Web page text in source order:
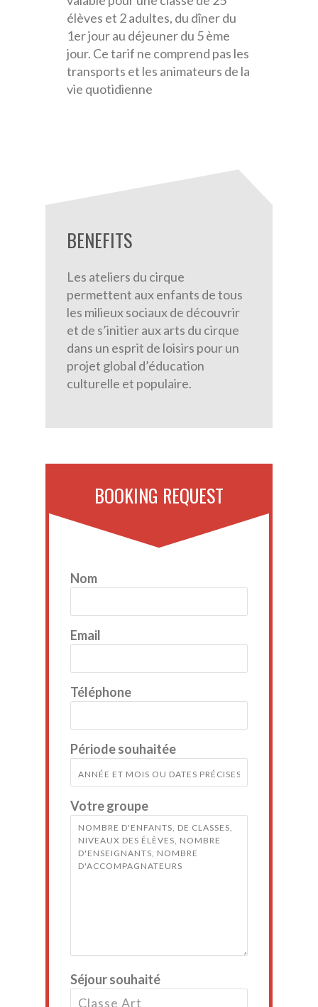
élèves et 2 adultes, du dîner du
1er jour au déjeuner du 5 ème
jour. Ce tarif ne comprend pas les
transports et les animateurs de la
vie quotidienne
BENEFITS
Les ateliers du cirque
permettent aux enfants de tous
les milieux sociaux de découvrir
et de s’initier aux arts du cirque
dans un esprit de loisirs pour un
projet global d’éducation
culturelle et populaire.
BOOKING REQUEST
Nom
Email
Téléphone
Période souhaitée
Votre groupe
Séjour souhaité